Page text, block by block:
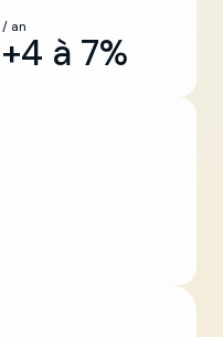
/ an
+4 à 7%